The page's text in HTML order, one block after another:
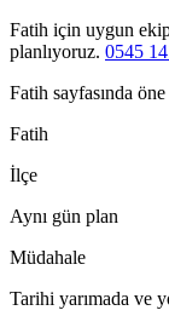
Fatih için uygun
planlıyoruz. 0545
Fatih sayfasında
Fatih
İlçe
Aynı gün plan
Müdahale
Tarihi yarımada ve